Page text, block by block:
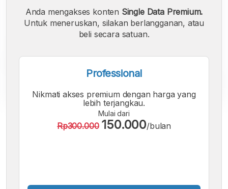
Font
A
Font
A
Font
Anda mengakses konten Single Data Premium.
Untuk meneruskan, silakan berlangganan, atau
beli secara satuan.
Professional
Nikmati akses premium dengan harga yang
lebih terjangkau.
Mulai dari
Rp300.000 150.000/bulan